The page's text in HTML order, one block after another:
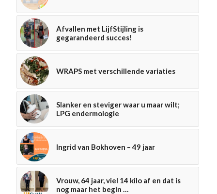
Afvallen met LijfStijling is
gegarandeerd succes!
WRAPS met verschillende variaties
Slanker en steviger waar u maar wilt;
LPG endermologie
Ingrid van Bokhoven – 49 jaar
Vrouw, 64 jaar, viel 14 kilo af en dat is
nog maar het begin …